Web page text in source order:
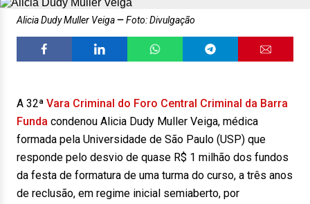
Alicia Dudy Muller Veiga Foto: Divulgação
A 32ª Vara Criminal do Foro Central Criminal da Barra
Funda condenou Alicia Dudy Muller Veiga, médica
formada pela Universidade de São Paulo (USP) que
responde pelo desvio de quase R$ 1 milhão dos fundos
da festa de formatura de uma turma do curso, a três anos
de reclusão, em regime inicial semiaberto, por